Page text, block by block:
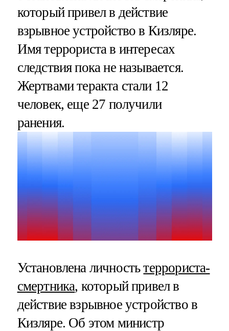
который привел в действие
взрывное устройство в Кизляре.
Имя террориста в интересах
следствия пока не называется.
Жертвами теракта стали 12
человек, еще 27 получили
ранения.
Установлена личностьтеррориста-
смертника, который привел в
действие взрывное устройство в
Кизляре. Об этом министр